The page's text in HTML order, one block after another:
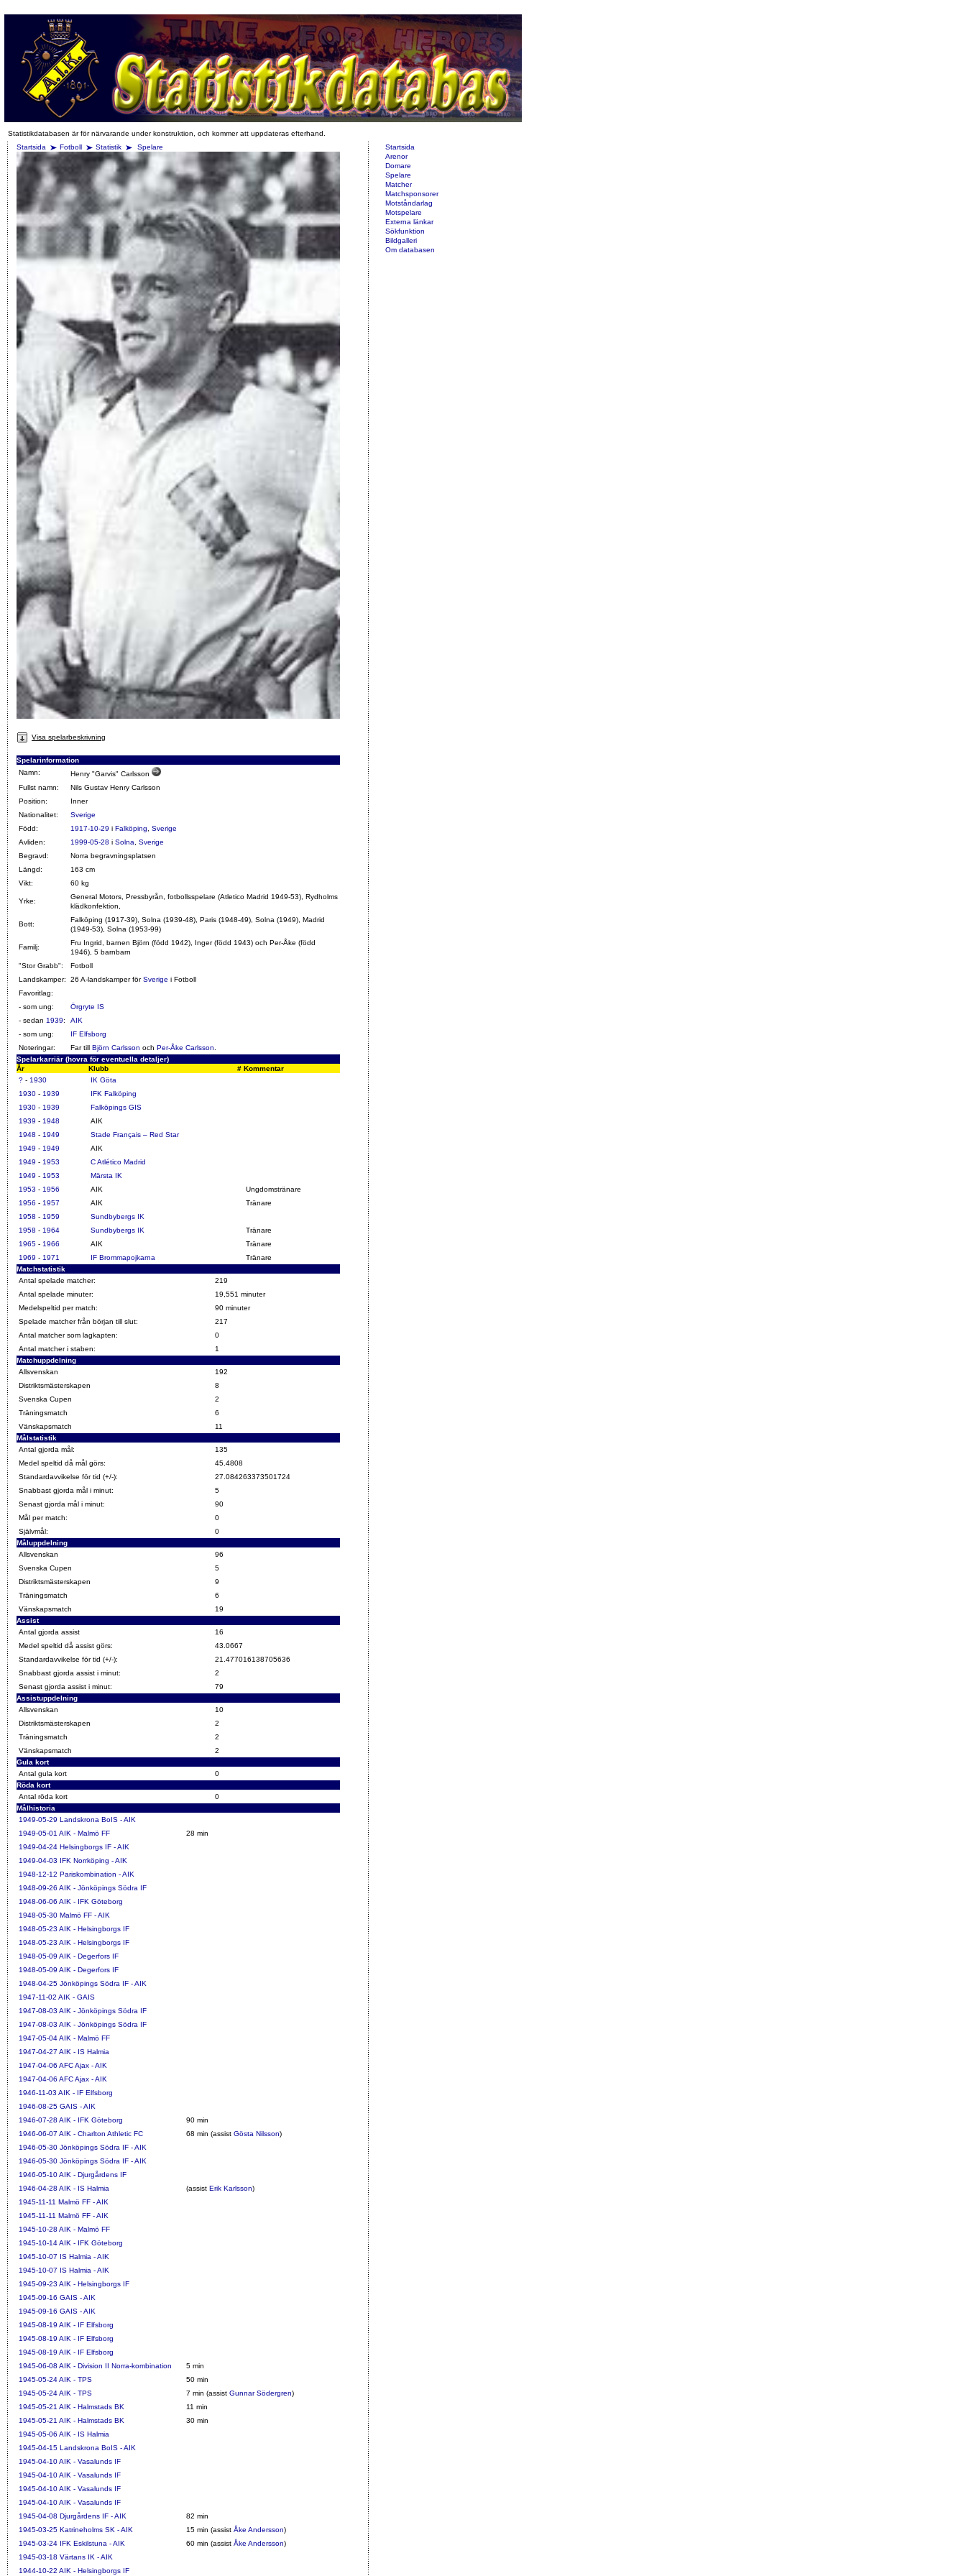
Statistikdatabasen är för närvarande under konstruktion, och kommer att uppdateras efterhand.
Startsida
Fotboll Statistik Spelare
Visa spelarbeskrivning
Spelarinformation
Namn:
Henry "Garvis" Carlsson
Fullst namn:
Nils Gustav Henry Carlsson
Position:
Inner
Nationalitet:
Sverige
Född:
1917-10-29 i Falköping, Sverige
Avliden:
1999-05-28 i Solna, Sverige
Begravd:
Norra begravningsplatsen
Längd:
163 cm
Vikt:
60 kg
Yrke:
General Motors, Pressbyrån, fotbollsspelare (Atletico Madrid 1949-53), Rydholms
klädkonfektion,
Bott:
Falköping (1917-39), Solna (1939-48), Paris (1948-49), Solna (1949), Madrid
(1949-53), Solna (1953-99)
Familj:
Fru Ingrid, barnen Björn (född 1942), Inger (född 1943) och Per-Åke (född
1946), 5 barnbarn
"Stor Grabb":
Fotboll
Landskamper:
26 A-landskamper förSverige i Fotboll
Favoritlag:
- som ung:
Örgryte IS
- sedan 1939:
AIK
- som ung:
IF Elfsborg
Noteringar:
Far till Björn Carlsson och Per-Åke Carlsson.
Spelarkarriär (hovra för eventuella detaljer)
År
Klubb # Kommentar
? - 1930
IK Göta
1930 - 1939
IFK Falköping
1930 - 1939
Falköpings GIS
1939 - 1948
AIK
1948 - 1949
Stade Français – Red Star
1949 - 1949
AIK
1949 - 1953
C Atlético Madrid
1949 - 1953
Märsta IK
1953 - 1956 AIK
Ungdomstränare
1956 - 1957 AIK
Tränare
1958 - 1959
Sundbybergs IK
1958 - 1964 Sundbybergs IK
Tränare
1965 - 1966 AIK
Tränare
1969 - 1971 IF Brommapojkarna
Tränare
Matchstatistik
Antal spelade matcher:
219
Antal spelade minuter:
19,551 minuter
Medelspeltid per match:
90 minuter
Spelade matcher från början till slut:
217
Antal matcher som lagkapten:
0
Antal matcher i staben:
1
Matchuppdelning
Allsvenskan
192
Distriktsmästerskapen
8
Svenska Cupen
2
Träningsmatch
6
Vänskapsmatch
11
Målstatistik
Antal gjorda mål:
135
Medel speltid då mål görs:
45.4808
Standardavvikelse för tid (+/-):
27.084263373501724
Snabbast gjorda mål i minut:
5
Senast gjorda mål i minut:
90
Mål per match:
0
Självmål:
0
Måluppdelning
Allsvenskan
96
Svenska Cupen
5
Distriktsmästerskapen
9
Träningsmatch
6
Vänskapsmatch
19
Assist
Antal gjorda assist
16
Medel speltid då assist görs:
43.0667
Standardavvikelse för tid (+/-):
21.477016138705636
Snabbast gjorda assist i minut:
2
Senast gjorda assist i minut:
79
Assistuppdelning
Allsvenskan
10
Distriktsmästerskapen
2
Träningsmatch
2
Vänskapsmatch
2
Gula kort
Antal gula kort
0
Röda kort
Antal röda kort
0
Målhistoria
1949-05-29 Landskrona BoIS - AIK
1949-05-01 AIK - Malmö FF
28 min
1949-04-24 Helsingborgs IF - AIK
1949-04-03 IFK Norrköping - AIK
1948-12-12 Pariskombination - AIK
1948-09-26 AIK - Jönköpings Södra IF
1948-06-06 AIK - IFK Göteborg
1948-05-30 Malmö FF - AIK
1948-05-23 AIK - Helsingborgs IF
1948-05-23 AIK - Helsingborgs IF
1948-05-09 AIK - Degerfors IF
1948-05-09 AIK - Degerfors IF
1948-04-25 Jönköpings Södra IF - AIK
1947-11-02 AIK - GAIS
1947-08-03 AIK - Jönköpings Södra IF
1947-08-03 AIK - Jönköpings Södra IF
1947-05-04AIK - Malmö FF
1947-04-27 AIK - IS Halmia
1947-04-06 AFC Ajax - AIK
1947-04-06 AFC Ajax - AIK
1946-11-03 AIK - IF Elfsborg
1946-08-25 GAIS - AIK
1946-07-28 AIK - IFK Göteborg
90 min
1946-06-07 AIK - Charlton Athletic FC 68 min (assist Gösta Nilsson)
1946-05-30 Jönköpings Södra IF - AIK
1946-05-30 Jönköpings Södra IF - AIK
1946-05-10AIK - Djurgårdens IF
1946-04-28 AIK - IS Halmia (assist Erik Karlsson)
1945-11-11 Malmö FF - AIK
1945-11-11 Malmö FF - AIK
1945-10-28 AIK - Malmö FF
1945-10-14AIK - IFK Göteborg
1945-10-07 IS Halmia - AIK
1945-10-07 IS Halmia - AIK
1945-09-23 AIK - Helsingborgs IF
1945-09-16 GAIS - AIK
1945-09-16 GAIS - AIK
1945-08-19 AIK - IF Elfsborg
1945-08-19 AIK - IF Elfsborg
1945-08-19 AIK - IF Elfsborg
1945-06-08 AIK - Division II Norra-kombination
5 min
1945-05-24AIK - TPS
50 min
1945-05-24AIK - TPS 7 min (assist Gunnar Södergren)
1945-05-21 AIK - Halmstads BK
11 min
1945-05-21 AIK - Halmstads BK
30 min
1945-05-06 AIK - IS Halmia
1945-04-15 Landskrona BoIS - AIK
1945-04-10AIK - Vasalunds IF
1945-04-10AIK - Vasalunds IF
1945-04-10AIK - Vasalunds IF
1945-04-10AIK - Vasalunds IF
1945-04-08 Djurgårdens IF - AIK
82 min
1945-03-25 Katrineholms SK - AIK 15 min (assist Åke Andersson)
1945-03-24 IFK Eskilstuna - AIK 60 min (assist Åke Andersson)
1945-03-18 Värtans IK - AIK
1944-10-22 AIK - Helsingborgs IF
Startsida
Arenor
Domare
Spelare
Matcher
Matchsponsorer
Motståndarlag
Motspelare
Externa länkar
Sökfunktion
Bildgalleri
Om databasen